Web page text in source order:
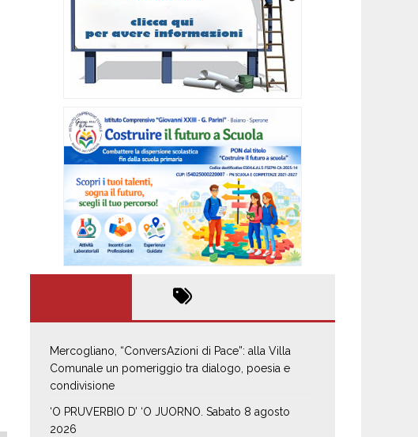
Mercogliano, “ConversAzioni di Pace”: alla Villa
Comunale un pomeriggio tra dialogo, poesia e
condivisione
‘O PRUVERBIO D’ ‘O JUORNO. Sabato 8 agosto
2026